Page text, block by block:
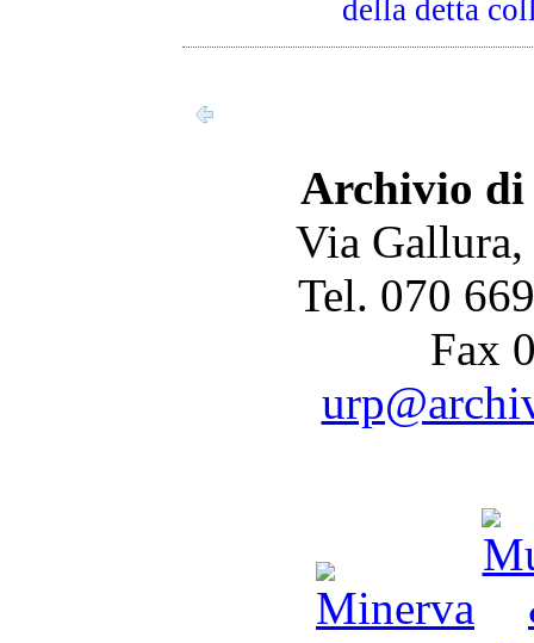
della detta
Archivio
Via
Tel. 070
Fax